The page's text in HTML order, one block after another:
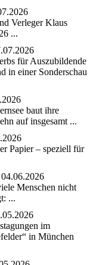
Verleger Klaus
...
für Auszubildende
in einer Sonderschau
baut ihre
auf insgesamt ...
Papier – speziell für
04.06.2026
Menschen nicht
...
im
in München